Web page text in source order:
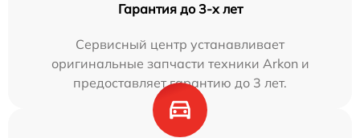
Гарантия до 3-х лет
Сервисный центр устанавливает
оригинальные запчасти техники Arkon и
предоставляет гарантию до 3 лет.